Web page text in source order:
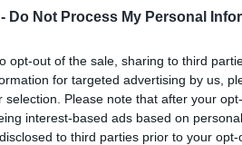
Do Not Process My Personal
opt-out of the sale, sharing to third
for targeted advertising by us,
selection. Please note that after your
interest-based ads based on
to third parties prior to your
értelmileg akadályozott fiatalok
legmagasabb fokára szeretnék
fenn, egészségesen éljenek, óvják
a szükséges mértékű támogatással
formájában.
Intézmény Autizmus